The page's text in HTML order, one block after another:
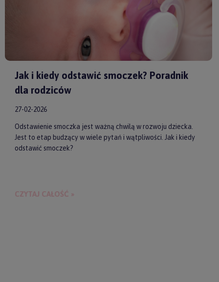
Jak i kiedy odstawić smoczek? Poradnik
dla rodziców
27-02-2026
Odstawienie smoczka jest ważną chwilą w rozwoju dziecka.
Jest to etap budzący w wiele pytań i wątpliwości. Jak i kiedy
odstawić smoczek?
CZYTAJ CAŁOŚĆ »